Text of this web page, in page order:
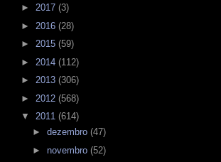
► 2017 (3)
► 2016 (28)
► 2015 (59)
► 2014 (112)
► 2013 (306)
► 2012 (568)
▼ 2011 (614)
► dezembro (47)
► novembro (52)